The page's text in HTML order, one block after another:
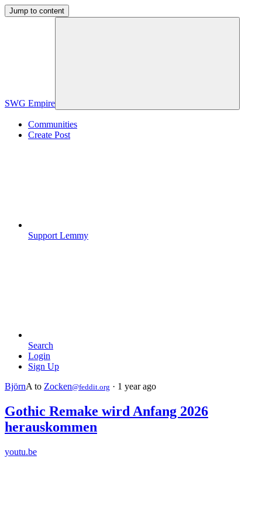
Jump to content
SWG Empire
Communities
Create Post
Support Lemmy
Search
Login
Sign Up
BjörnA to Zocken@feddit.org · 1 year ago
Gothic Remake wird Anfang 2026
herauskommen
youtu.be